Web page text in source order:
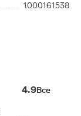
1000161538
4.9Все